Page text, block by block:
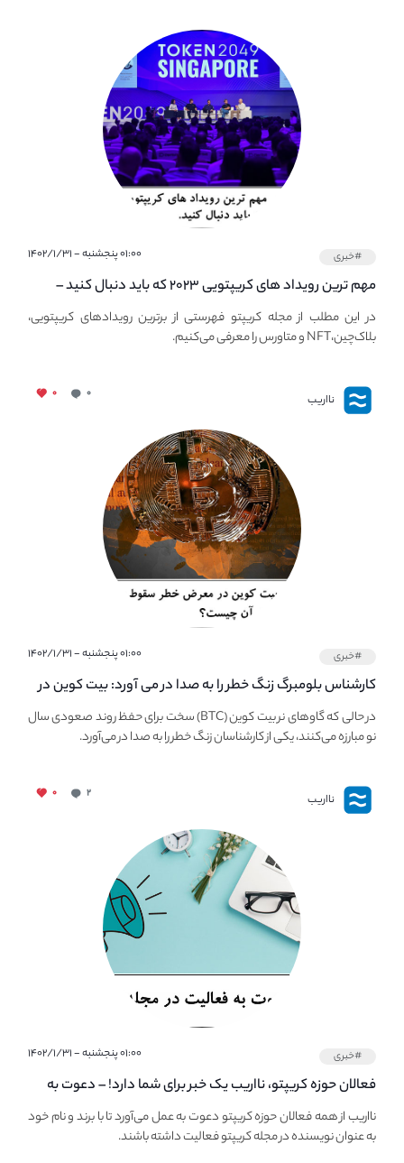
#خبری ۰۱:۰۰ پنجشنبه - ۱۴۰۲/۱/۳۱
مهم ترین رویداد های کریپتویی ۲۰۲۳ که باید دنبال کنید –
معرفی بهترین رویداد های جهانی
در این مطلب از مجله کریپتو فهرستی از برترین رویدادهای کریپتویی،
بلاک‌چین،NFT و متاورس را معرفی می‌کنیم.
نااریب ۰ ۰
#خبری ۰۱:۰۰ پنجشنبه - ۱۴۰۲/۱/۳۱
کارشناس بلومبرگ زنگ خطر را به صدا در می آورد: بیت کوین در
معرض خطر سقوط بزرگ است - دلیل آن چیست؟در حالی که گاوهای نر بیت کوین (BTC) سخت برای حفظ روند صعودی سال
نو مبارزه می‌کنند، یکی از کارشناسان زنگ خطر را به صدا در می‌آورد.
نااریب ۲ ۰
#خبری ۰۱:۰۰ پنجشنبه - ۱۴۰۲/۱/۳۱
فعالان حوزه کریپتو، نااریب یک خبر برای شما دارد! – دعوت به
فعالیت در مجله کریپتو
نااریب از همه فعالان حوزه کریپتو دعوت به عمل می‌آورد تا با برند و نام خود
به عنوان نویسنده در مجله کریپتو فعالیت داشته باشند.